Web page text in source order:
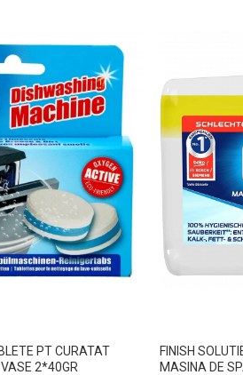
PT CURATAT
2*40GR
FINISH
MASINA DE